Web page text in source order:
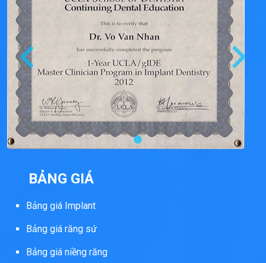
BẢNG GIÁ
Bảng giá Implant
Bảng giá răng sứ
Bảng giá niềng răng